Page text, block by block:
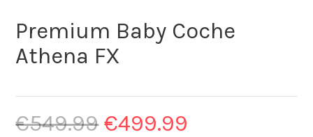
Premium Baby Coche
Athena FX
€549.99 €499.99